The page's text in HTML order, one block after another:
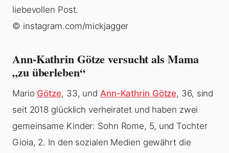
liebevollen Post.
© instagram.com/mickjagger
Ann-Kathrin Götze versucht als Mama
„zu überleben“
Mario Götze, 33, und Ann-Kathrin Götze, 36, sind
seit 2018 glücklich verheiratet und haben zwei
gemeinsame Kinder: Sohn Rome, 5, und Tochter
Gioia, 2. In den sozialen Medien gewährt die